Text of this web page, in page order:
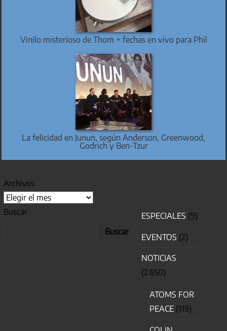
Vinilo misterioso de Thom + fechas en vivo para Phil
La felicidad en Junun, según Anderson, Greenwood,
Godrich y Ben-Tzur
Archivos
Buscar
Buscar
ESPECIALES (9)
EVENTOS (2)
NOTICIAS
(2.650)
ATOMS FOR
PEACE (119)